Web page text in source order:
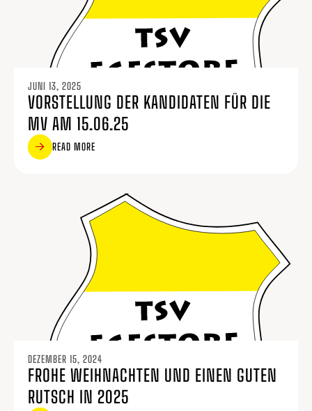
JUNI 13, 2025
VORSTELLUNG DER KANDIDATEN FÜR DIE
MV AM 15.06.25
READ MORE
DEZEMBER 15, 2024
FROHE WEIHNACHTEN UND EINEN GUTEN
RUTSCH IN 2025